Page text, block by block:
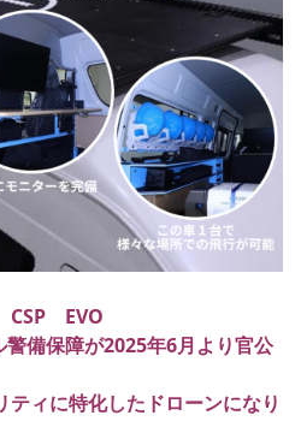
CSP EVO
備保障が2025年6月より官公
ィに特化したドローンになり